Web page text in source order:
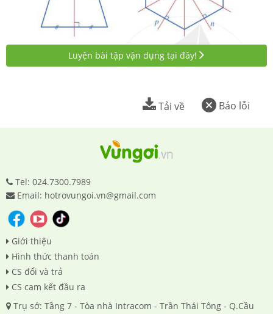
Luyện bài tập vận dụng tại đây!
Báo lỗi
Tải về
Tel: 024.7300.7989
Email: hotrovungoi.vn@gmail.com
Giới thiệu
Hình thức thanh toán
CS đổi và trả
CS cam kết đầu ra
Trụ sở: Tầng 7 - Tòa nhà Intracom - Trần Thái Tông - Q.Cầu